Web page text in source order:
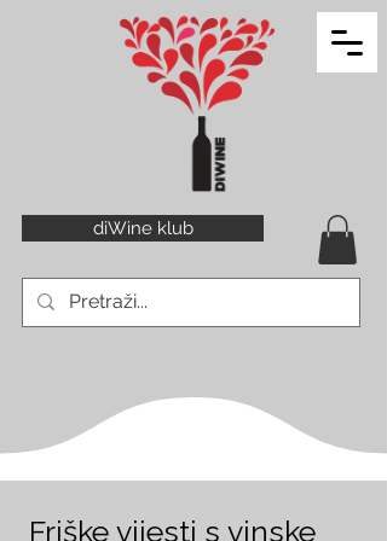
diWine klub
Friške vijesti s vinske